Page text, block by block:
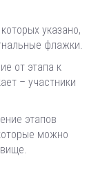
указано,
флажки.
от этапа к
– участники
этапов
можно